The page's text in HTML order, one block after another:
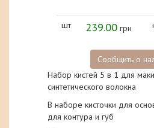
шт 239.00 грн
Сообщить о
Набор кистей 5 в 1 для
синтетического волокна
В наборе кисточки для
для контура и губ